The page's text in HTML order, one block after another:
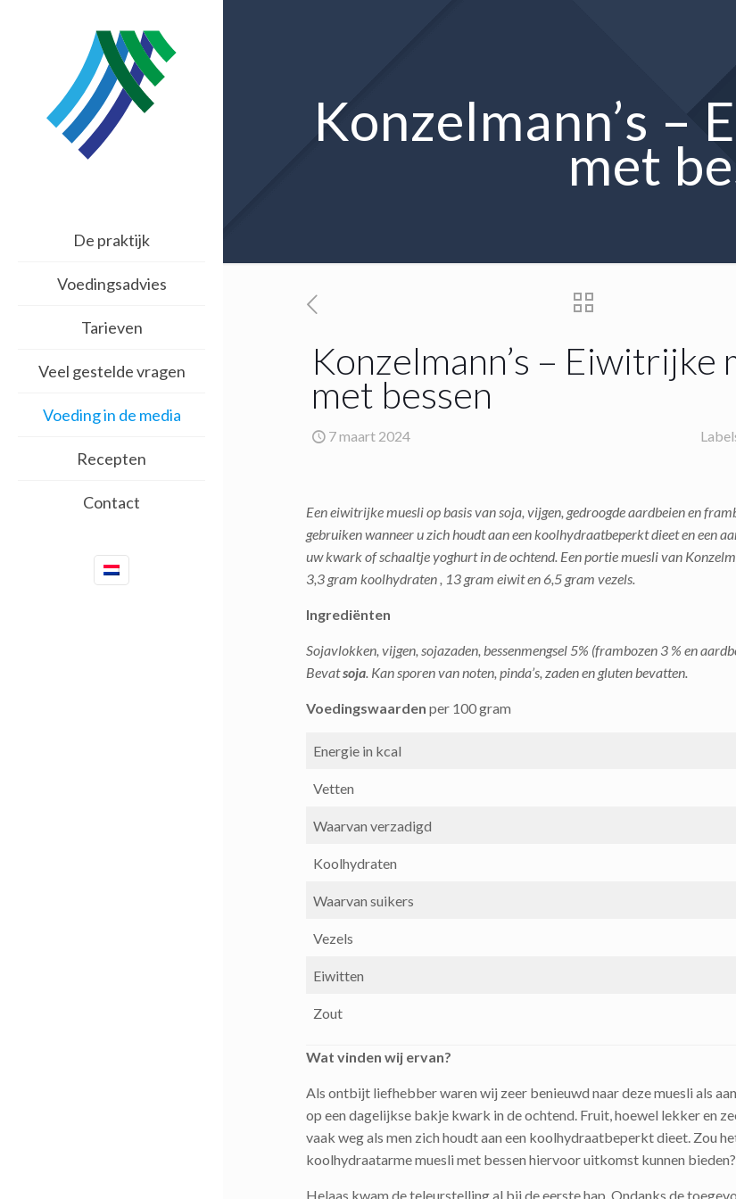
De praktijk
Voedingsadvies
Tarieven
Veel gestelde vragen
Voeding in de media
Recepten
Contact
Konzelmann’s –
met
Konzelmann’s – Eiwitrijke
met bessen
7 maart 2024
Een eiwitrijke muesli op basis van soja, vijgen, gedroogde aardbeien en
gebruiken wanneer u zich houdt aan een koolhydraatbeperkt dieet en een
uw kwark of schaaltje yoghurt in de ochtend. Een portie muesli van
3,3 gram koolhydraten , 13 gram eiwit en 6,5 gram vezels.
Ingrediënten
Sojavlokken, vijgen, sojazaden, bessenmengsel 5% (frambozen 3 % en
Bevatsoja. Kan sporen van noten, pinda’s, zaden en gluten bevatten.
Voedingswaarden per 100 gram
Energie in kcal
Vetten
Waarvan verzadigd
Koolhydraten
Waarvan suikers
Vezels
Eiwitten
Zout
Wat vinden wij ervan?
Als ontbijt liefhebber waren wij zeer benieuwd naar deze muesli als
op een dagelijkse bakje kwark in de ochtend. Fruit, hoewel lekker en
vaak weg als men zich houdt aan een koolhydraatbeperkt dieet. Zou
koolhydraatarme muesli met bessen hiervoor uitkomst kunnen bieden?
Helaas kwam de teleurstelling al bij de eerste hap. Ondanks de